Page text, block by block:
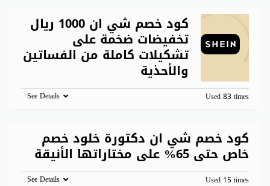
كود خصم شي ان 1000 ريال
تخفيضات ضخمة على
تشكيلات كاملة من الفساتين
والأحذية
Used 83 times
See Details
كود خصم شي ان دكتورة خلود خصم
خاص حتى 65% على مختاراتها الأنيقة
Used 15 times
See Details